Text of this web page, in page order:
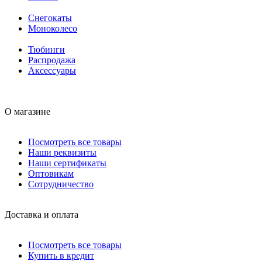
Снегокаты
Моноколесо
Тюбинги
Распродажа
Аксессуары
О магазине
Посмотреть все товары
Наши реквизиты
Наши сертификаты
Оптовикам
Сотрудничество
Доставка и оплата
Посмотреть все товары
Купить в кредит